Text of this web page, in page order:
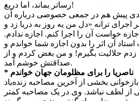
رساتر بماند، اما دریغ!
پیش هم در جمعی خصوصی درباره آن
اجرای ترانه «دل من یه روز به دریا زد و
خواست آن را اجرا کنم. اجازه ندادم.
آن اثر را بدون اجازه شما خواندم و
حلالیت بگیرم! و من بغض کردم و از
صداقتش خوشم آمد.
* ناصریا را برای مظلومان جهان خواندم
بازخوانی بخشی از آخرین مصاحبه زنده‌یاد
از لطف نباشد. وی در یک مصاحبه کمتر